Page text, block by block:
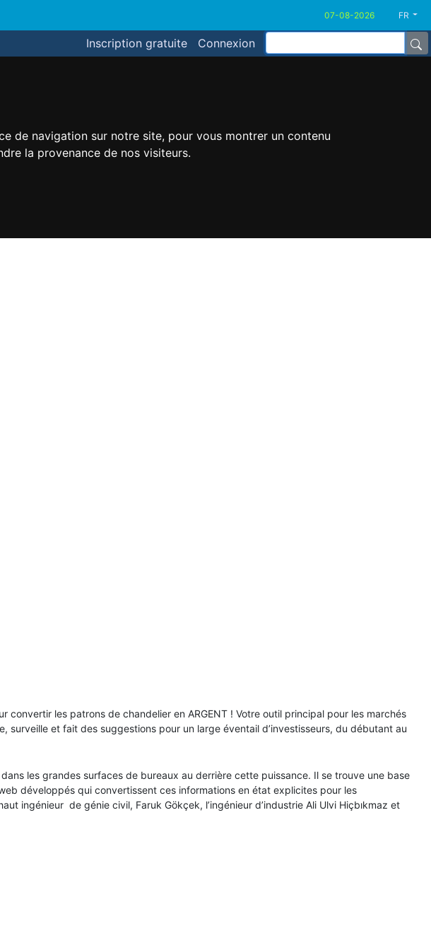
de navigation sur notre site, pour vous montrer un contenu
la provenance de nos visiteurs.
FR
Inscription gratuite Connexion
les patrons de chandelier en ARGENT ! Votre outil principal pour les marchés
et fait des suggestions pour un large éventail d’investisseurs, du débutant au
les grandes surfaces de bureaux au derrière cette puissance. Il se trouve une base
développés qui convertissent ces informations en état explicites pour les
ingénieur de génie civil, Faruk Gökçek, l’ingénieur d’industrie Ali Ulvi Hiçbıkmaz et